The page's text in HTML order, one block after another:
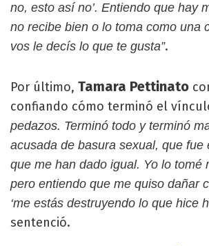
no, esto así no’. Entiendo que hay
no recibe bien o lo toma como una
vos le decís lo que te gusta”.
Por último, Tamara Pettinato
confiando cómo terminó el
pedazos. Terminó todo y terminó
acusada de basura sexual, que fue
que me han dado igual. Yo lo tomé
pero entiendo que me quiso dañar
‘me estás destruyendo lo que hice
sentenció.